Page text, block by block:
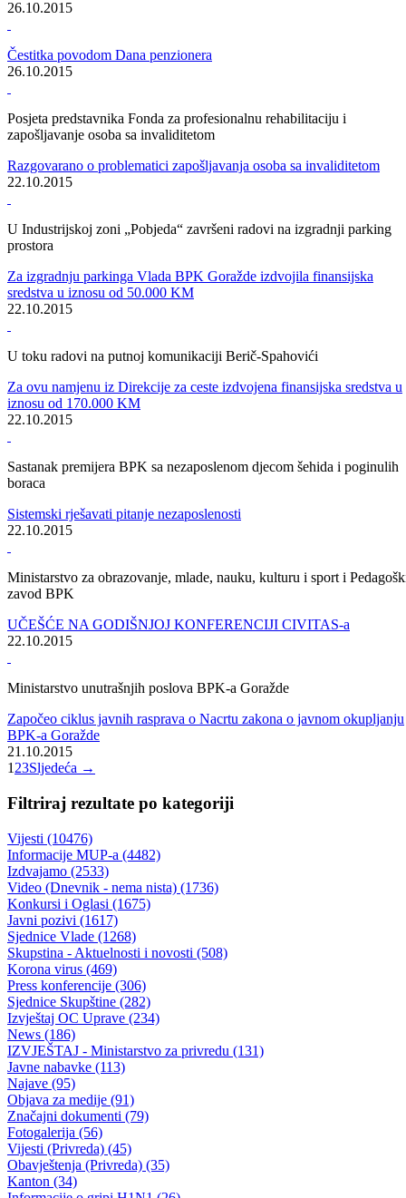
Vlada Bosansko-podrinjskog kantona Goražde održala 39. redovnu
sjednicu
energije na Rudoj Glavi
30.10.2015
puta R-448
30.10.2015